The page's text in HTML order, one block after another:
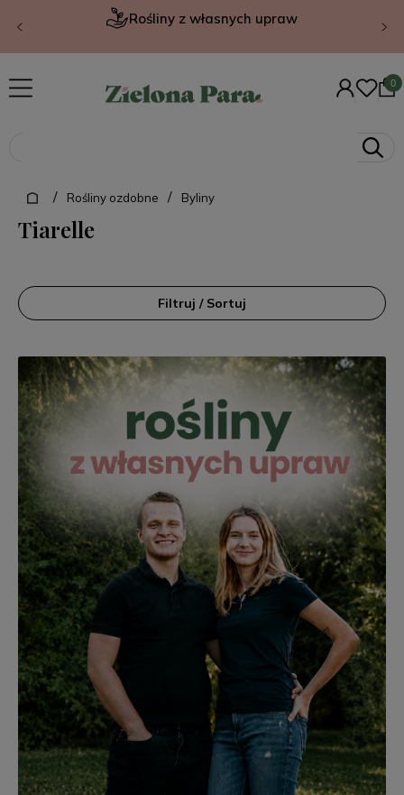
Rośliny z własnych upraw
/ Rośliny ozdobne / Byliny
Tiarelle
Filtruj / Sortuj